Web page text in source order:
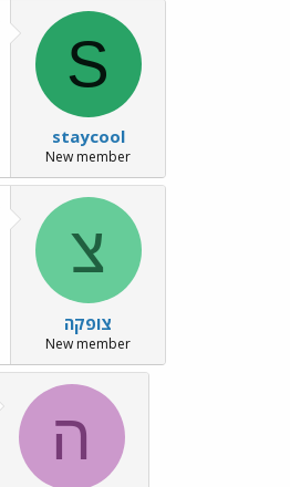
S
staycool
New member
צ
צופקה
New member
ה